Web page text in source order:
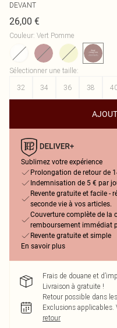
DEVANT
26,00 €
Couleur: Vert Pomme
Sélectionner une taille:
32
34 36 38
Sublimez votre expérience
Prolongation de retour de
Indemnisation de 5 € par
Revente gratuite et facile -
seconde vie à vos articles.
Couverture complète de la
remboursement immédiat
Revente gratuite et simple
En savoir plus
Frais de douane et
Livraison à gratuite !
Retour possible dans
Exclusions applicables.
retour